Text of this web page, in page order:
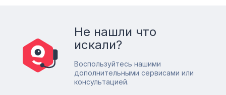
Не нашли что
искали?
Воспользуйтесь нашими
дополнительными сервисами или
консультацией.